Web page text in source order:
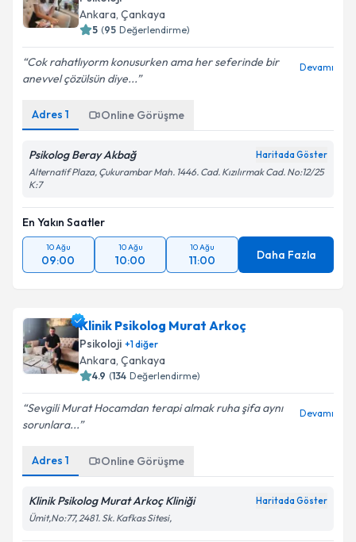
Ankara, Çankaya
5 (95 Değerlendirme)
Cok rahatlıyorm konusurken ama her seferinde bir
anevvel çözülsün diye...
Devamı
Adres 1 Online Görüşme
Psikolog Beray Akbağ Haritada Göster
Alternatif Plaza, Çukurambar Mah. 1446. Cad. Kızılırmak Cad. No:12/25
K:7
En Yakın Saatler
10 Ağu
09:00
10 Ağu
10:00
10 Ağu
11:00 Daha Fazla
Klinik Psikolog Murat Arkoç
Psikoloji +1diğer
Ankara, Çankaya
4.9 (134 Değerlendirme)
Sevgili Murat Hocamdan terapi almak ruha şifa aynı
sorunlara...
Devamı
Adres 1 Online Görüşme
Klinik Psikolog Murat Arkoç Kliniği Haritada Göster
Ümit,No:77, 2481. Sk. Kafkas Sitesi,